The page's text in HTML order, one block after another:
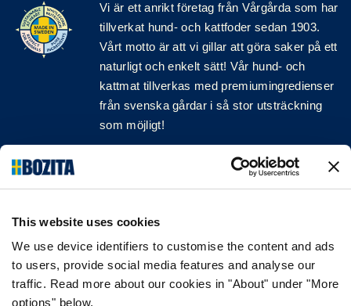
This website uses cookies
We use device identifiers to customise the content and ads
to users, provide social media features and analyse our
traffic. Read more about our cookies in "About" under "More
options" below.
Vi är ett anriktföretag från Vårgårda som har
tillverkat hund- och kattfoder sedan 1903.
Vårt motto är att vi gillar att göra saker på ett
naturligt och enkelt sätt! Vår hund- och
kattmat tillverkas med premiumingredienser
från svenska gårdar i så stor utsträckning
som möjligt!
Följ oss på sociala medier
INFORMATION
VANLIGA FRÅGOR & SVAR